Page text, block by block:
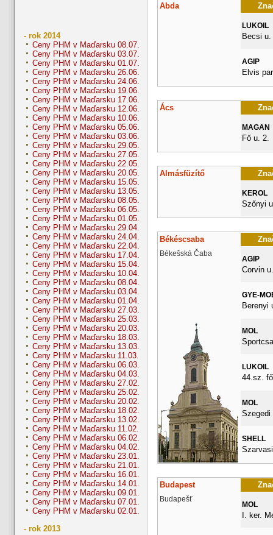
- rok 2014
Ceny PHM v Maďarsku 08.07.
Ceny PHM v Maďarsku 03.07.
Ceny PHM v Maďarsku 01.07.
Ceny PHM v Maďarsku 26.06.
Ceny PHM v Maďarsku 24.06.
Ceny PHM v Maďarsku 19.06.
Ceny PHM v Maďarsku 17.06.
Ceny PHM v Maďarsku 12.06.
Ceny PHM v Maďarsku 10.06.
Ceny PHM v Maďarsku 05.06.
Ceny PHM v Maďarsku 03.06.
Ceny PHM v Maďarsku 29.05.
Ceny PHM v Maďarsku 27.05.
Ceny PHM v Maďarsku 22.05.
Ceny PHM v Maďarsku 20.05.
Ceny PHM v Maďarsku 15.05.
Ceny PHM v Maďarsku 13.05.
Ceny PHM v Maďarsku 08.05.
Ceny PHM v Maďarsku 06.05.
Ceny PHM v Maďarsku 01.05.
Ceny PHM v Maďarsku 29.04.
Ceny PHM v Maďarsku 24.04.
Ceny PHM v Maďarsku 22.04.
Ceny PHM v Maďarsku 17.04.
Ceny PHM v Maďarsku 15.04.
Ceny PHM v Maďarsku 10.04.
Ceny PHM v Maďarsku 08.04.
Ceny PHM v Maďarsku 03.04.
Ceny PHM v Maďarsku 01.04.
Ceny PHM v Maďarsku 27.03.
Ceny PHM v Maďarsku 25.03.
Ceny PHM v Maďarsku 20.03.
Ceny PHM v Maďarsku 18.03.
Ceny PHM v Maďarsku 13.03.
Ceny PHM v Maďarsku 11.03.
Ceny PHM v Maďarsku 06.03.
Ceny PHM v Maďarsku 04.03.
Ceny PHM v Maďarsku 27.02.
Ceny PHM v Maďarsku 25.02.
Ceny PHM v Maďarsku 20.02.
Ceny PHM v Maďarsku 18.02.
Ceny PHM v Maďarsku 13.02.
Ceny PHM v Maďarsku 11.02.
Ceny PHM v Maďarsku 06.02.
Ceny PHM v Maďarsku 04.02.
Ceny PHM v Maďarsku 23.01.
Ceny PHM v Maďarsku 21.01.
Ceny PHM v Maďarsku 16.01.
Ceny PHM v Maďarsku 14.01.
Ceny PHM v Maďarsku 09.01.
Ceny PHM v Maďarsku 07.01.
Ceny PHM v Maďarsku 02.01.
- rok 2013
Abda
LUKOIL
Becsi u.
AGIP
Elvis
Ács
MAGAN
Fő u. 2.
Almásfüzítő
KEROL
Szőnyi u
Békéscsaba
Békešská Čaba
AGIP
Corvin
GYE-
Berenyi
MOL
LUKOIL
44.sz.
MOL
Szegedi
SHELL
Budapest
Budapešť
MOL
I. ker.